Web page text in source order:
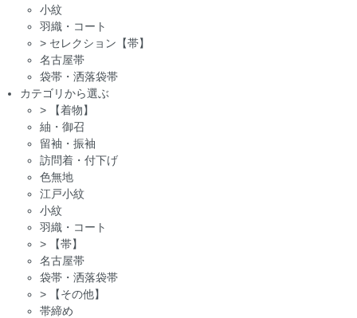
小紋
羽織・コート
> セレクション【帯】
名古屋帯
袋帯・洒落袋帯
カテゴリから選ぶ
>
【着物】
紬・御召
留袖・振袖
訪問着・付下げ
色無地
江戸小紋
小紋
羽織・コート
>
【帯】
名古屋帯
袋帯・洒落袋帯
>
【その他】
帯締め